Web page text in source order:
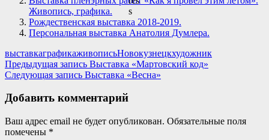
Живопись, графика.
Рождественская выставка 2018-2019.
Персональная выставка Анатолия Думлера.
выставкаграфикаживописьНовокузнецкхудожник
Навигация
по
записям
Предыдущая запись Выставка «Мартовский код»
Следующая запись Выставка «Весна»
Добавить комментарий
Ваш адрес email не будет опубликован. Обязательные поля
помечены *